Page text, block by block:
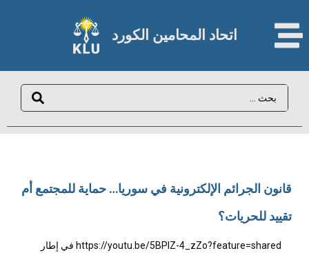
اتحاد المحامين الكورد​
قانون الجرائم الإلكترونية في سوريا… حماية للمجتمع أم
تقييد للحريات؟
https://youtu.be/5BPIZ-4_zZo?feature=shared في إطار